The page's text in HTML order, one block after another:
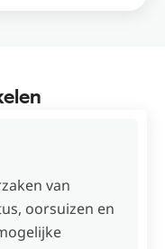
van
oorsuizen en